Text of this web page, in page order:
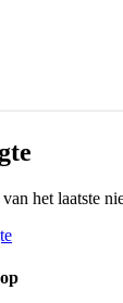
het laatste